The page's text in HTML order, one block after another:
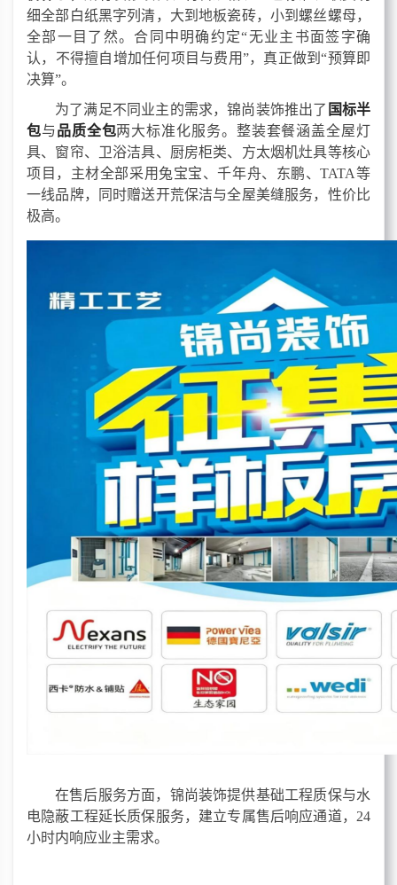
细全部白纸黑字列清，大到地板瓷砖，小到螺丝螺母，
全部一目了然。合同中明确约定“无业主书面签字确
认，不得擅自增加任何项目与费用”，真正做到“预算即
决算”。
为了满足不同业主的需求，锦尚装饰推出了 国标半
包与品质全包两大标准化服务。整装套餐涵盖全屋灯
具、窗帘、卫浴洁具、厨房柜类、方太烟机灶具等核心
项目，主材全部采用兔宝宝、千年舟、东鹏、TATA等
一线品牌，同时赠送开荒保洁与全屋美缝服务，性价比
极高。
在售后服务方面，锦尚装饰提供基础工程质保与水
电隐蔽工程延长质保服务，建立专属售后响应通道， 24
小时内响应业主需求。